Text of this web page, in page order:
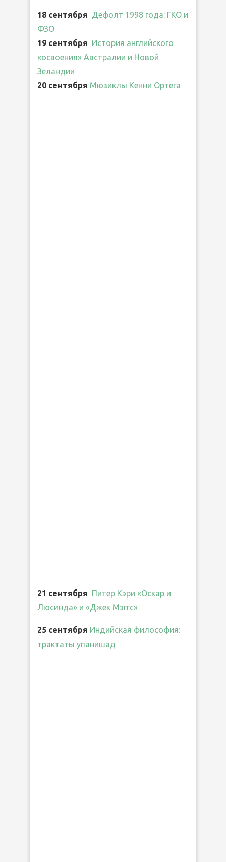
18 сентября Дефолт 1998 года: ГКО и
ФЗО
19 сентября
История английского
«освоения» Австралии и Новой
Зеландии
20 сентября Мюзиклы Кенни Ортега
21 сентября
Питер Кэри «Оскар и
Люсинда» и «Джек Мэггс»
25 сентября Индийская философия:
трактаты упанишад